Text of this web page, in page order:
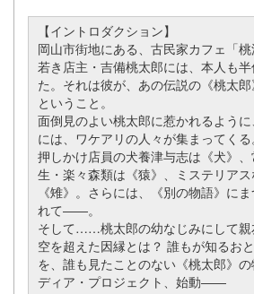
【イントロダクション】
岡山市街地にある、古民家カフェ「
若き店主・吉備桃太郎には、本人も
た。それは彼が、あの伝説の《桃太郎
ということ。
面倒見のよい桃太郎に惹かれるように
には、ワケアリの人々が集まってくる
押しかけ店員の犬養津与志は《犬》
生・楽々森類は《猿》、ミステリア
《雉》。さらには、《別の物語》に
れて――。
そして……桃太郎の幼なじみにして親
空を超えた因縁とは？ 誰もが知るお
を、誰も見たことのない《桃太郎》
ディア・プロジェクト、始動――